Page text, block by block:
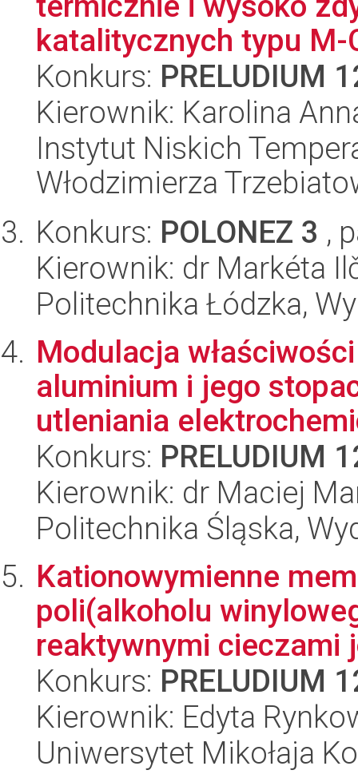
katalitycznych typu M-
Konkurs: PRELUDIUM
Kierownik: Karolina
Instytut Niskich
Włodzimierza
Konkurs: POLONEZ 3 ,
Kierownik: dr Markéta
Politechnika Łódzka,
Modulacja
aluminium i jego
utleniania
Konkurs: PRELUDIUM
Kierownik: dr Maciej
Politechnika Śląska,
Kationowymienne
poli(alkoholu
reaktywnymi cieczami
Konkurs: PRELUDIUM
Kierownik: Edyta
Uniwersytet Mikołaja